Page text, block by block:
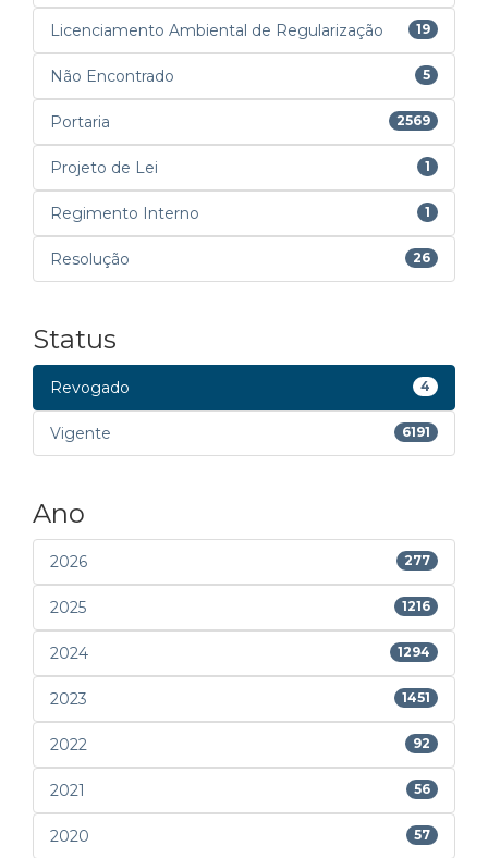
Licenciamento Ambiental de Regularização 19
Não Encontrado 5
Portaria 2569
Projeto de Lei 1
Regimento Interno 1
Resolução 26
Status
Revogado 4
Vigente 6191
Ano
2026 277
2025 1216
2024 1294
2023 1451
2022 92
2021 56
2020 57